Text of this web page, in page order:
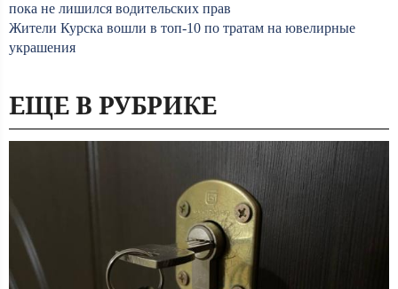
пока не лишился водительских прав
Жители Курска вошли в топ-10 по тратам на ювелирные
украшения
ЕЩЕ В РУБРИКЕ